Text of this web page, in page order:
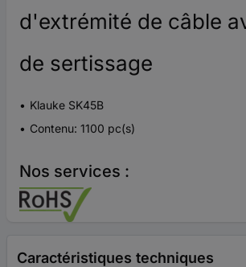
d'extrémité de câble
de sertissage
Klauke SK45B
Contenu: 1100 pc(s)
Nos services :
Caractéristiques techniques